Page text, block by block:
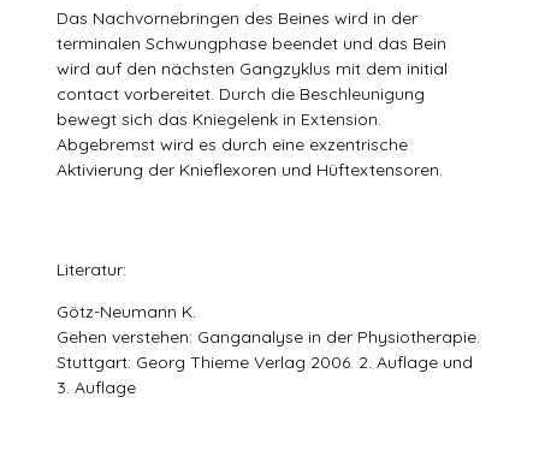
Das Nachvornebringen des Beines wird in der
terminalen Schwungphase beendet und das Bein
wird auf den nächsten Gangzyklus mit dem initial
contact vorbereitet. Durch die Beschleunigung
bewegt sich das Kniegelenk in Extension.
Abgebremst wird es durch eine exzentrische
Aktivierung der Knieflexoren und Hüftextensoren.
Literatur:
Götz-Neumann K.
Gehen verstehen: Ganganalyse in der Physiotherapie.
Stuttgart: Georg Thieme Verlag 2006. 2. Auflage und
3. Auflage